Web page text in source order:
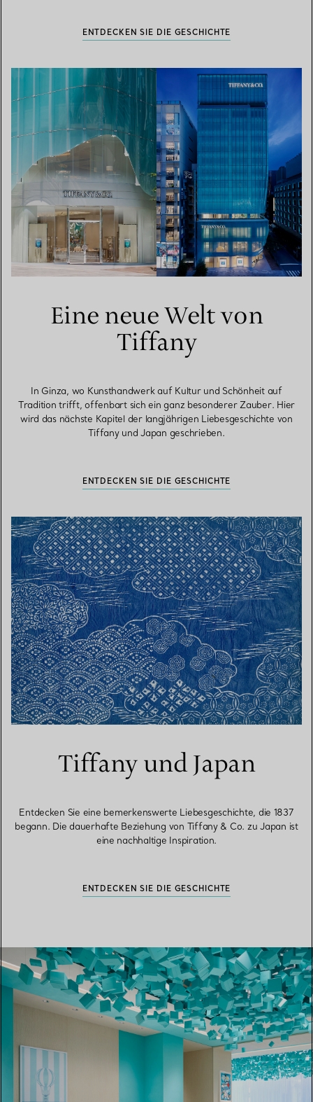
ENTDECKEN SIE DIE GESCHICHTE
Eine neue Welt von
Tiffany
In Ginza, wo Kunsthandwerk auf Kultur und Schönheit auf
Tradition trifft, offenbart sich ein ganz besonderer Zauber. Hier
wird das nächste Kapitel der langjährigen Liebesgeschichte von
Tiffany und Japan geschrieben.
ENTDECKEN SIE DIE GESCHICHTE
Tiffany und Japan
Entdecken Sie eine bemerkenswerte Liebesgeschichte, die 1837
begann. Die dauerhafte Beziehung von Tiffany & Co. zu Japan ist
eine nachhaltige Inspiration.
ENTDECKEN SIE DIE GESCHICHTE